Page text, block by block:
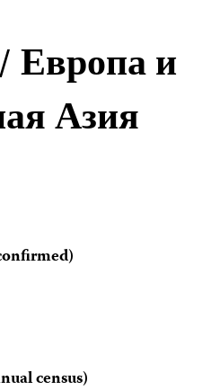
/ Европа и
Азия
census)